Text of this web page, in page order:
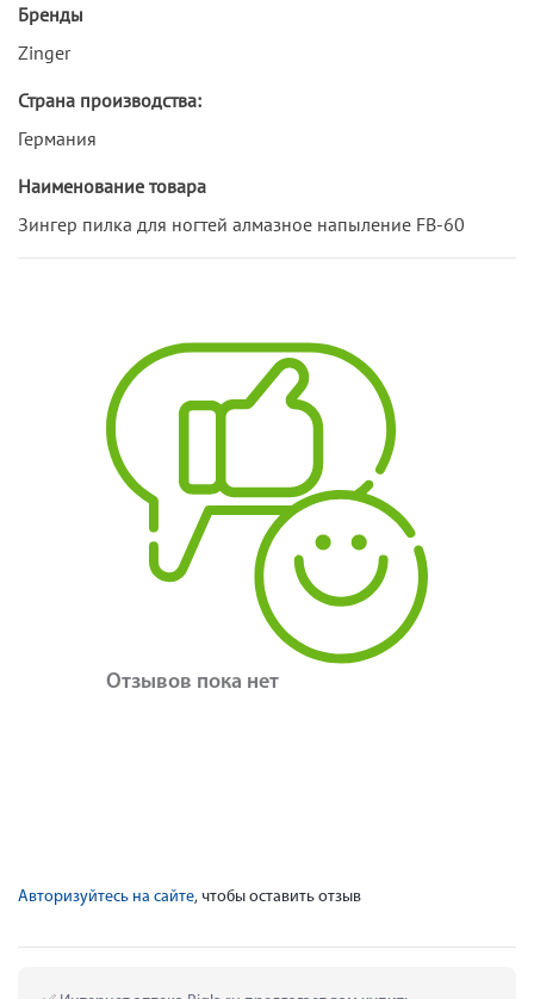
Бренды
Zinger
Страна производства:
Германия
Наименование товара
Зингер пилка для ногтей алмазное напыление FB-60
Отзывов пока нет
Авторизуйтесь на сайте, чтобы оставить отзыв